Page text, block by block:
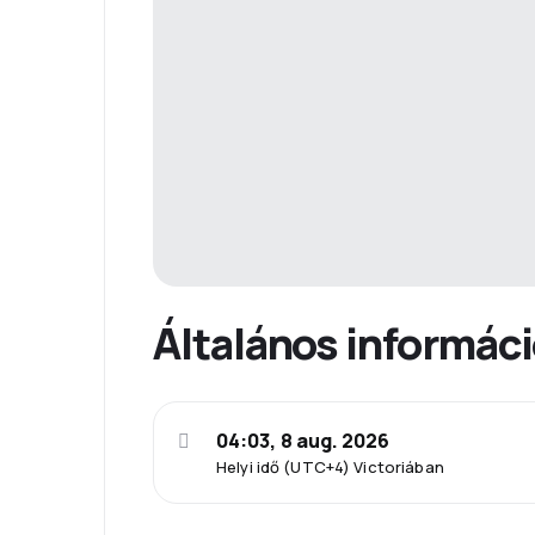
Általános
Helyi idő (UTC+4) Victoriában
04:03, 8 aug. 2026